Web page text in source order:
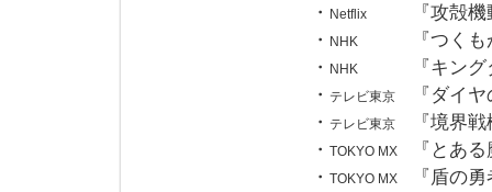
・
Netflix
『攻殻
・
NHK
『つく
・
NHK
『キン
・ テレビ東京
『ダイ
・ テレビ東京
『境界
・ TOKYO MX
『とあ
・ TOKYO MX
『盾の